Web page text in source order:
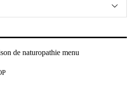
de naturopathie menu